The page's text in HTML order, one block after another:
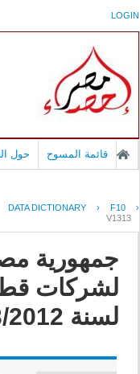
LOGIN
قائمة المسوح حول
DATA DICTIONARY › F10
›
V1313
جمهورية
لشركات
لسنة 2013/2012